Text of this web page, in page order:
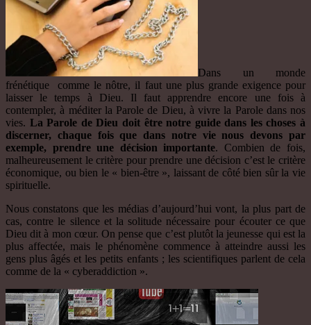
Dans un monde
frénétique comme le nôtre, il faut une plus grande exigence pour
laisser le temps à Dieu. Il faut apprendre encore une fois à
contempler, à méditer la Parole de Dieu, à vivre la Parole dans nos
vies. La Parole de Dieu doit être notre guide dans les choses à
discerner, chaque fois que dans notre vie nous devons par
exemple, prendre une décision importante. Combien de fois,
malheureusement le critère pour prendre une décision c’est le critère
économique, ou bien le « bien-être », laissant de côté bien sûr la vie
spirituelle.
Nous constatons que les médias d’aujourd’hui vont, la plus part de
cas, contre le silence et la solitude nécessaire pour écouter ce que
Dieu dit à mon cœur. On pense que c’est plutôt la jeunesse qui est la
plus affectée, mais le phénomène commence à atteindre aussi les
gens plus âgés et les petits enfants ; les scientifiques parlent de cela
comme de la « cyberaddiction ».